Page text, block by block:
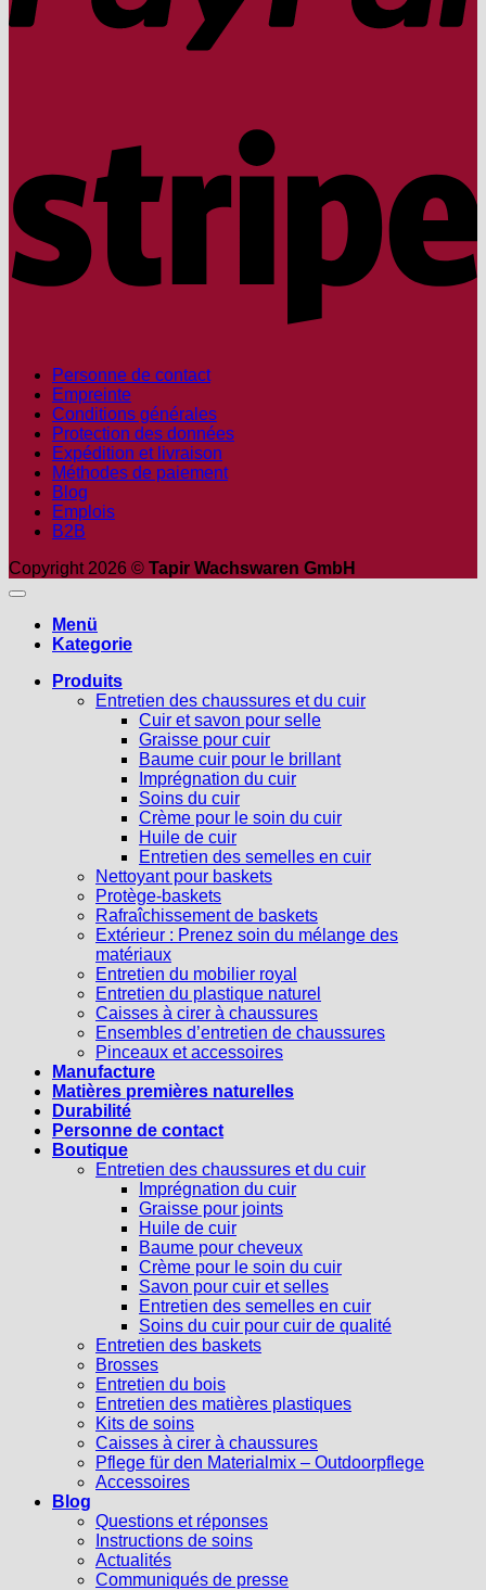
Personne de contact
Empreinte
Conditions générales
Protection des données
Expédition et livraison
Méthodes de paiement
Blog
Emplois
B2B
Copyright 2026 © Tapir Wachswaren GmbH
Menü
Kategorie
Produits
Entretien des chaussures et du cuir
Cuir et savon pour selle
Graisse pour cuir
Baume cuir pour le brillant
Imprégnation du cuir
Soins du cuir
Crème pour le soin du cuir
Huile de cuir
Entretien des semelles en cuir
Nettoyant pour baskets
Protège-baskets
Rafraîchissement de baskets
Extérieur : Prenez soin du mélange des
matériaux
Entretien du mobilier royal
Entretien du plastique naturel
Caisses à cirer à chaussures
Ensembles d’entretien de chaussures
Pinceaux et accessoires
Manufacture
Matières premières naturelles
Durabilité
Personne de contact
Boutique
Entretien des chaussures et du cuir
Imprégnation du cuir
Graisse pour joints
Huile de cuir
Baume pour cheveux
Crème pour le soin du cuir
Savon pour cuir et selles
Entretien des semelles en cuir
Soins du cuir pour cuir de qualité
Entretien des baskets
Brosses
Entretien du bois
Entretien des matières plastiques
Kits de soins
Caisses à cirer à chaussures
Pflege für den Materialmix – Outdoorpflege
Accessoires
Blog
Questions et réponses
Instructions de soins
Actualités
Communiqués de presse